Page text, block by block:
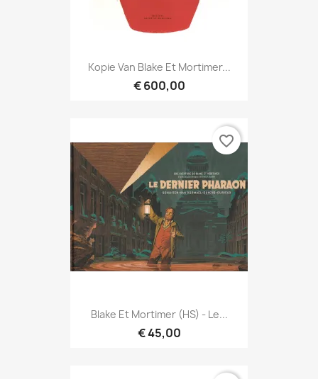
Kopie Van Blake Et Mortimer...
€ 600,00
Blake Et Mortimer (HS) - Le...
€ 45,00
favorite_border